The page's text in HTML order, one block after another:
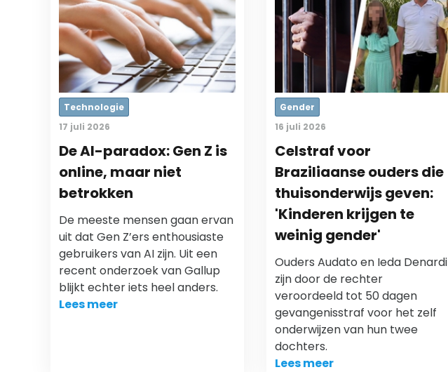
Technologie
17 juli 2026
De AI-paradox: Gen Z is
online, maar niet
betrokken
De meeste mensen gaan ervan
uit dat Gen Z’ers enthousiaste
gebruikers van AI zijn. Uit een
recent onderzoek van Gallup
blijkt echter iets heel anders.
Lees meer
Gender
16 juli 2026
Celstraf voor
Braziliaanse ouders die
thuisonderwijs geven:
'Kinderen krijgen te
weinig gender'
Ouders Audato en Ieda Denardi
zijn door de rechter
veroordeeld tot 50 dagen
gevangenisstraf voor het zelf
onderwijzen van hun twee
dochters.
Lees meer